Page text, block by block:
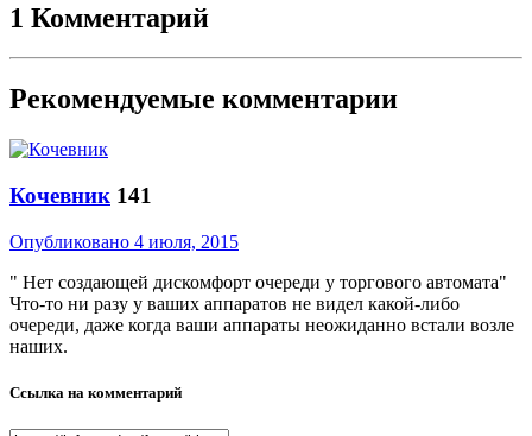
1 Комментарий
Рекомендуемые комментарии
Кочевник 141
Опубликовано 4 июля, 2015
" Нет создающей дискомфорт очереди у торгового автомата"
Что-то ни разу у ваших аппаратов не видел какой-либо
очереди, даже когда ваши аппараты неожиданно встали возле
наших.
Ссылка на комментарий